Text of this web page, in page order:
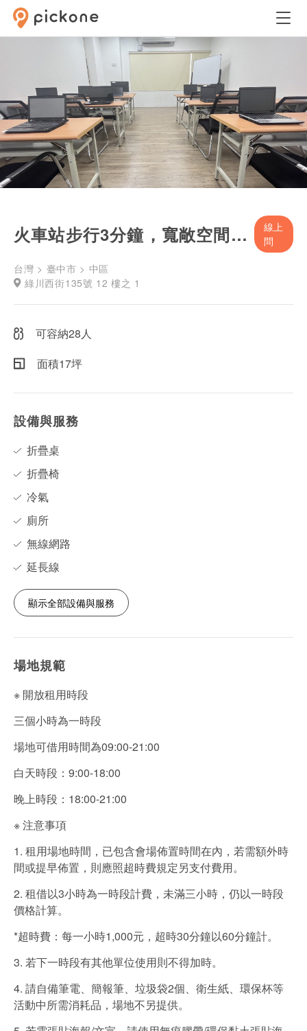
火車站步行3分鐘，寬敞空間，舒適教室環境
線上
問
台灣 > 臺中市 > 中區
綠川西街135號 12 樓之 1
可容納28人
面積17坪
設備與服務
折疊桌
折疊椅
冷氣
廁所
無線網路
延長線
顯示全部設備與服務
場地規範
※ 開放租用時段
三個小時為一時段
場地可借用時間為09:00-21:00
白天時段：9:00-18:00
晚上時段：18:00-21:00
※ 注意事項
1. 租用場地時間，已包含會場佈置時間在內，若需額外時
間或提早佈置，則應照超時費規定另支付費用。
2. 租借以3小時為一時段計費，未滿三小時，仍以一時段
價格計算。
*超時費：每一小時1,000元，超時30分鐘以60分鐘計。
3. 若下一時段有其他單位使用則不得加時。
4. 請自備筆電、簡報筆、垃圾袋2個、衛生紙、環保杯等
活動中所需消耗品，場地不另提供。